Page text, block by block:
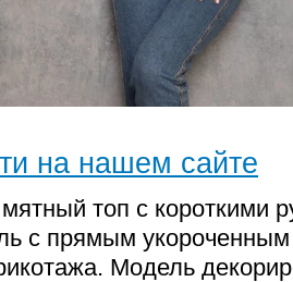
на нашем сайте
топ с короткими
с прямым
Модель